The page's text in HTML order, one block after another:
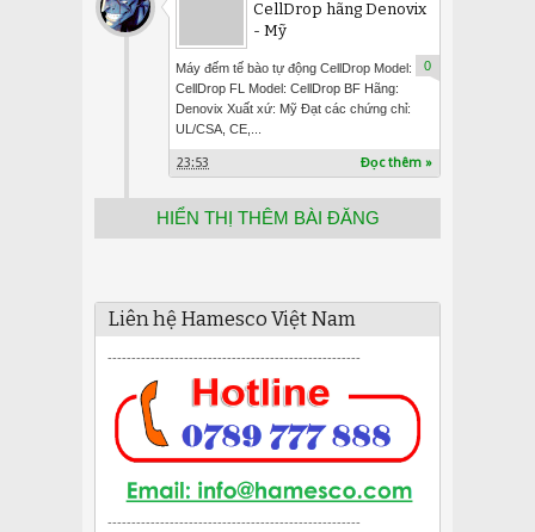
CellDrop hãng Denovix
- Mỹ
0
Máy đếm tế bào tự động CellDrop Model:
CellDrop FL Model: CellDrop BF Hãng:
Denovix Xuất xứ: Mỹ Đạt các chứng chỉ:
UL/CSA, CE,...
23:53 Đọc thêm »
HIỂN THỊ THÊM BÀI ĐĂNG
Liên hệ Hamesco Việt Nam
-----------------------------------------------------
-----------------------------------------------------